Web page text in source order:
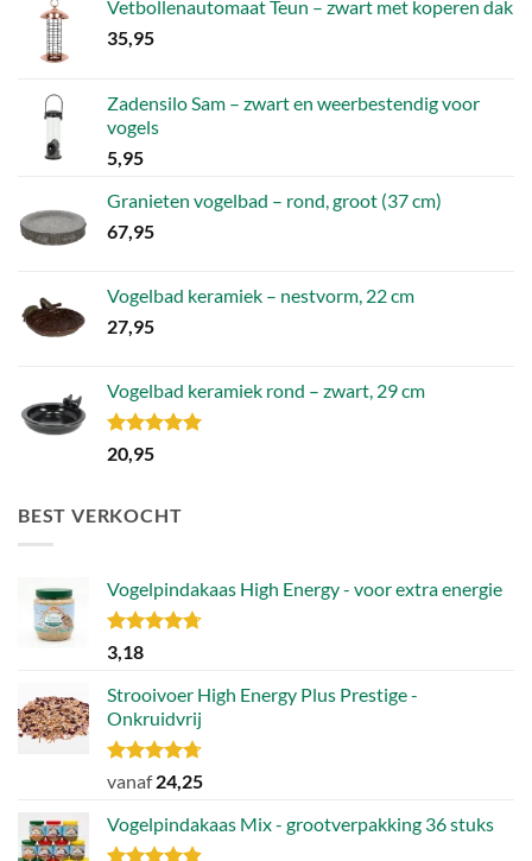
Vetbollenautomaat Teun – zwart met koperen dak
35,95
Zadensilo Sam – zwart en weerbestendig voor
vogels
5,95
Granieten vogelbad – rond, groot (37 cm)
67,95
Vogelbad keramiek – nestvorm, 22 cm
27,95
Vogelbad keramiek rond – zwart, 29 cm
Gewaardeerd
5.00
20,95
BEST VERKOCHT
Vogelpindakaas High Energy - voor extra energie
Gewaardeerd
4.70
3,18
Strooivoer High Energy Plus Prestige -
Onkruidvrij
Gewaardeerd
uit 5
vanaf24,25
Vogelpindakaas Mix - grootverpakking 36 stuks